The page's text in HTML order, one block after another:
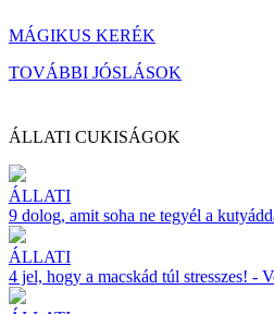
MÁGIKUS KERÉK
TOVÁBBI JÓSLÁSOK
ÁLLATI CUKISÁGOK
ÁLLATI
9 dolog, amit soha ne tegyél a
ÁLLATI
4 jel, hogy a macskád túl stresszes! -